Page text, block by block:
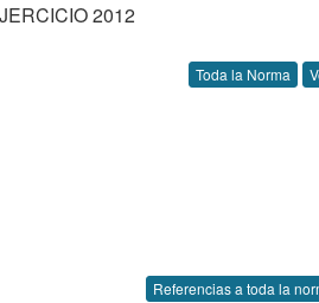
2012
Toda la Norma
Referencias a toda la